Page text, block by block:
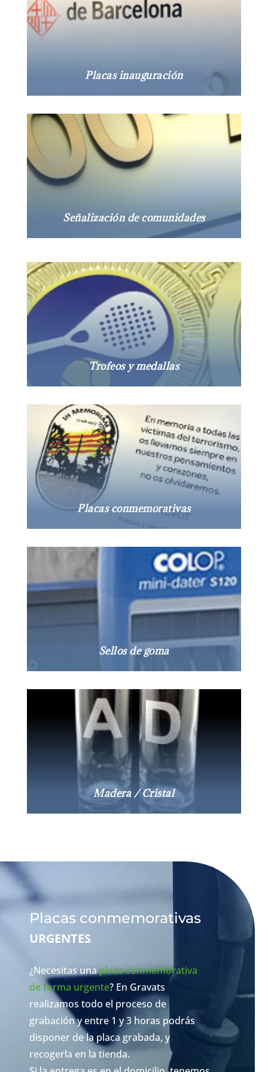
Placas inauguración
Señalización de comunidades
Trofeos y medallas
Placas conmemorativas
Sellos de goma
Madera / Cristal
Placas conmemorativas
URGENTES
¿Necesitas unaplaca conmemorativa
de forma urgente? En Gravats
realizamos todo el proceso de
grabación y entre 1 y 3 horas podrás
disponer de la placa grabada, y
recogerla en la tienda.